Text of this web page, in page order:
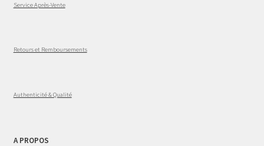
Service Après-Vente
Retours et Remboursements
Authenticité & Qualité
A PROPOS